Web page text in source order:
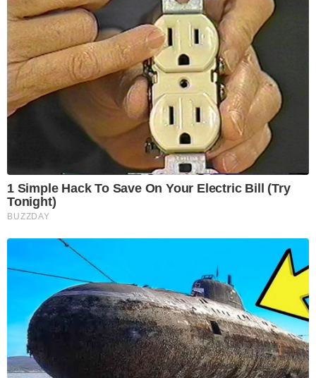
1 Simple Hack To Save On Your Electric Bill (Try
Tonight)
BUZZDAY